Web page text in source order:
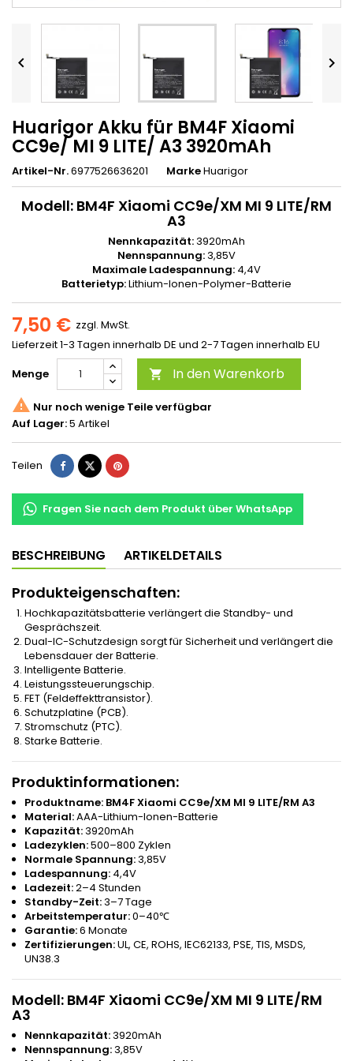
 
Huarigor Akku für BM4F Xiaomi
CC9e/ MI 9 LITE/ A3 3920mAh
Artikel-Nr.6977526636201 MarkeHuarigor
Modell: BM4F Xiaomi CC9e/XM MI 9 LITE/RM
A3
Nennkapazität:3920mAh
Nennspannung:3,85V
Maximale Ladespannung: 4,4V
Batterietyp:Lithium-Ionen-Polymer-Batterie
7,50 € zzgl. MwSt.
Lieferzeit 1-3 Tagen innerhalb DE und 2-7 Tagen innerhalb EU
Menge
 In den Warenkorb
 Nur noch wenige Teile verfügbar
Auf Lager:5 Artikel
Teilen
Fragen Sie nach dem Produkt über WhatsApp
BESCHREIBUNG ARTIKELDETAILS
Produkteigenschaften:
Hochkapazitätsbatterie verlängert die Standby- und
Gesprächszeit.
Dual-IC-Schutzdesign sorgt für Sicherheit und verlängert die
Lebensdauer der Batterie.
Intelligente Batterie.
Leistungssteuerungschip.
FET (Feldeffekttransistor).
Schutzplatine (PCB).
Stromschutz (PTC).
Starke Batterie.
Produktinformationen:
Produktname: BM4F Xiaomi CC9e/XM MI 9 LITE/RM A3
Material:AAA-Lithium-Ionen-Batterie
Kapazität:3920mAh
Ladezyklen:500–800 Zyklen
Normale Spannung:3,85V
Ladespannung: 4,4V
Ladezeit:2–4 Stunden
Standby-Zeit:3–7 Tage
Arbeitstemperatur:0–40℃
Garantie:6 Monate
Zertifizierungen:UL, CE, ROHS, IEC62133, PSE, TIS, MSDS,
UN38.3
Modell: BM4F Xiaomi CC9e/XM MI 9 LITE/RM
A3
Nennkapazität:3920mAh
Nennspannung:3,85V